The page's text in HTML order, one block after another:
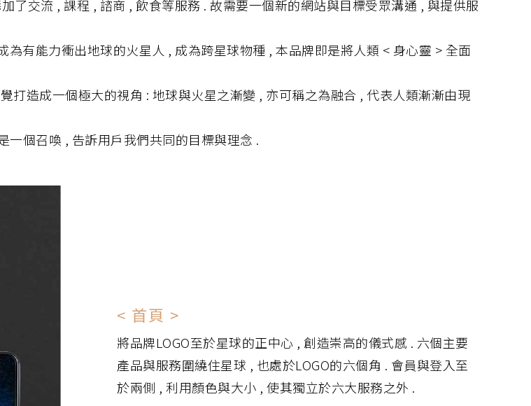
了交流 , 課程 , 諮商 , 飲食等服務 . 故需要一個新的網站與目標受眾溝通 , 與提供服
有能力衝出地球的火星人 , 成為跨星球物種 , 本品牌即是將人類 < 身心靈 > 全面
打造成一個極大的視角 : 地球與火星之漸變 , 亦可稱之為融合 , 代表人類漸漸由現
一個召喚 , 告訴用戶我們共同的目標與理念 .
< 首頁 >
將品牌LOGO至於星球的正中心 , 創造崇高的儀式感 . 六個主要
產品與服務圍繞住星球 , 也處於LOGO的六個角 . 會員與登入至
於兩側 , 利用顏色與大小 , 使其獨立於六大服務之外 .